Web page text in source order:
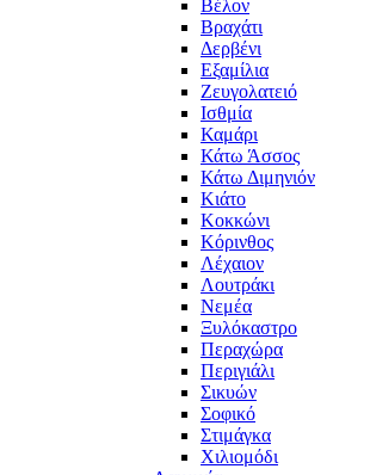
Βέλον
Βραχάτι
Δερβένι
Εξαμίλια
Ζευγολατειό
Ισθμία
Καμάρι
Κάτω Άσσος
Κάτω Διμηνιόν
Κιάτο
Κοκκώνι
Κόρινθος
Λέχαιον
Λουτράκι
Νεμέα
Ξυλόκαστρο
Περαχώρα
Περιγιάλι
Σικυών
Σοφικό
Στιμάγκα
Χιλιομόδι